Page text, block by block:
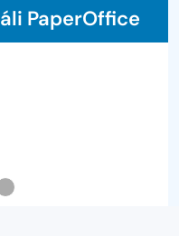
PaperOffice